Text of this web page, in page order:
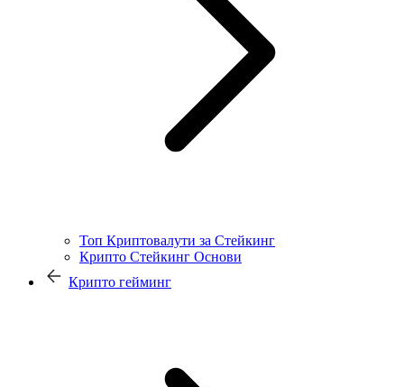
Топ Криптовалути за Стейкинг
Крипто Стейкинг Основи
Крипто гейминг